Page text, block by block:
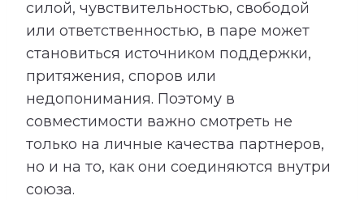
силой, чувствительностью, свободой
или ответственностью, в паре может
становиться источником поддержки,
притяжения, споров или
недопонимания. Поэтому в
совместимости важно смотреть не
только на личные качества партнеров,
но и на то, как они соединяются внутри
союза.